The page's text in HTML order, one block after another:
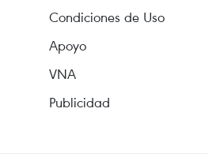
Condiciones de Uso
Apoyo
VNA
Publicidad